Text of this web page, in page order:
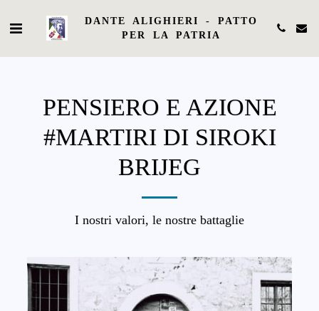
DANTE ALIGHIERI - PATTO
PER LA PATRIA
PENSIERO E AZIONE
#MARTIRI DI SIROKI
BRIJEG
I nostri valori, le nostre battaglie